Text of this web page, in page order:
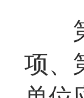
第
项、